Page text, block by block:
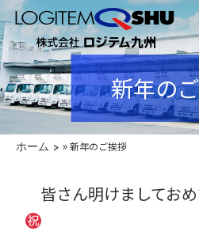
新年の
ホーム »新年のご挨拶
皆さん明けましてお